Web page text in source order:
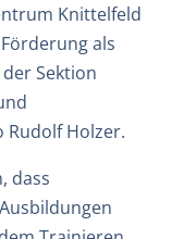
Knittelfeld
als
Sektion
Rudolf Holzer.
dass